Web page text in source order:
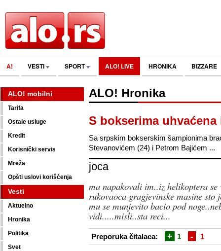
A! VESTI SPORT ALO! LIVE HRONIKA BIZZARE
ALO! mobilni
Tarifa
Ostale usluge
Kredit
Korisnički servis
Mreža
Opšti uslovi korišćenja
Vesti
Aktuelno
Hronika
Politika
Svet
ALO! Hronika
S bokserima
Sa srpskim bokserskim šampionima
Stevanovićem (24) i Petrom Bajićem ...
joca
ma napakovali im..iz helikoptera
rukovaoca gragjevinske masine
mu se munjevito bacio pod
vidi.....misli..sta reci...
Preporuka čitalaca: + 1 - 1